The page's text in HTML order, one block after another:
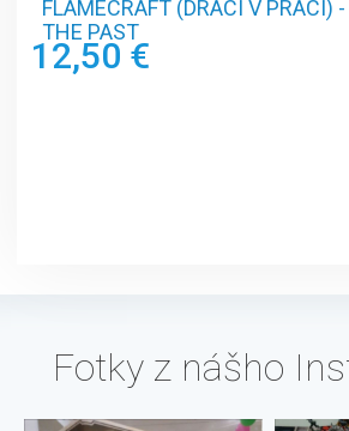
FLAMECRAFT (DRACI V PRÁCI)
THE PAST
12,50 €
Fotky z nášho